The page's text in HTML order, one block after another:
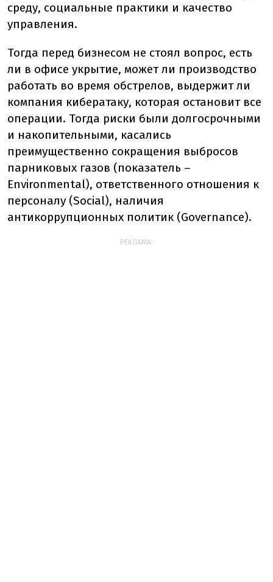
среду, социальные практики и качество
управления.
Тогда перед бизнесом не стоял вопрос, есть
ли в офисе укрытие, может ли производство
работать во время обстрелов, выдержит ли
компания кибератаку, которая остановит все
операции. Тогда риски были долгосрочными
и накопительными, касались
преимущественно сокращения выбросов
парниковых газов (показатель –
Environmental), ответственного отношения к
персоналу (Social), наличия
антикоррупционных политик (Governance).
РЕКЛАМА: